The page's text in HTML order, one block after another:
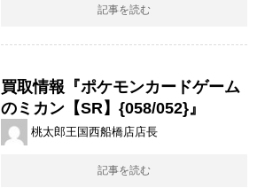
記事を読む
買取情報『ポケモンカードゲーム
のミカン【SR】{058/052}』
桃太郎王国西船橋店店長
記事を読む